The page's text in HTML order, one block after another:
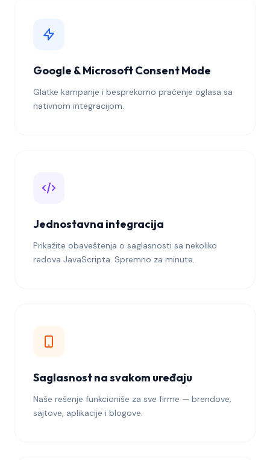
Google & Microsoft Consent Mode
Glatke kampanje i besprekorno praćenje oglasa sa
nativnom integracijom.
Jednostavna integracija
Prikažite obaveštenja o saglasnosti sa nekoliko
redova JavaScripta. Spremno za minute.
Saglasnost na svakom uređaju
Naše rešenje funkcioniše za sve firme — brendove,
sajtove, aplikacije i blogove.